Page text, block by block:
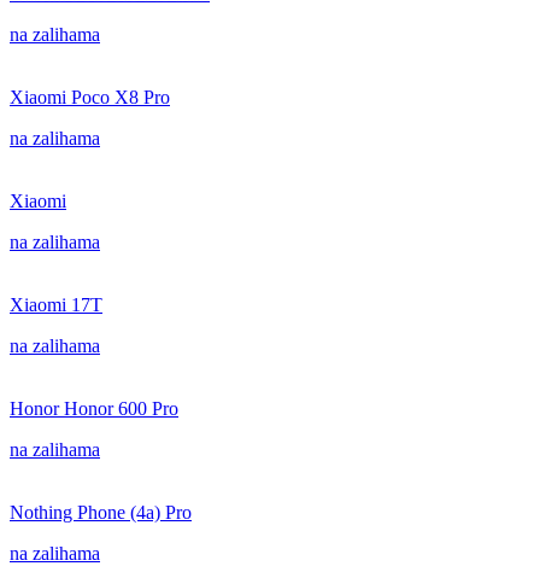
na zalihama
Xiaomi Poco X8 Pro
na zalihama
Xiaomi
na zalihama
Xiaomi 17T
na zalihama
Honor Honor 600 Pro
na zalihama
Nothing Phone (4a) Pro
na zalihama